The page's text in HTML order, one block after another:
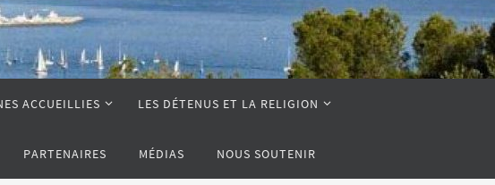
ACCUEILLIES LES DÉTENUS ET LA RELIGION
PARTENAIRES MÉDIAS NOUS SOUTENIR